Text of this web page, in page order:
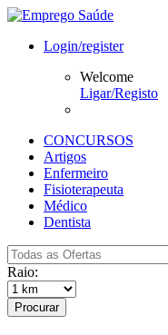
Login/register
Welcome
Ligar/Registo
CONCURSOS
Artigos
Enfermeiro
Fisioterapeuta
Médico
Dentista
Raio:
Procurar